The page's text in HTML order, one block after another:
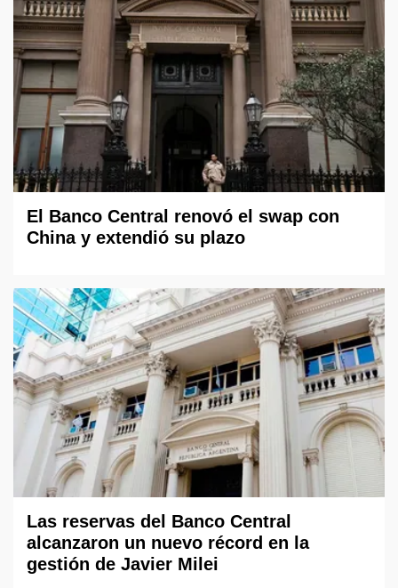
El Banco Central renovó el swap con
China y extendió su plazo
Las reservas del Banco Central
alcanzaron un nuevo récord en la
gestión de Javier Milei